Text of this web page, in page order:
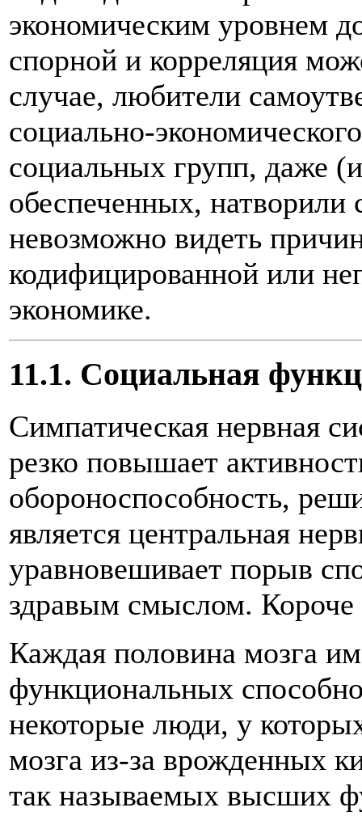
экономическим уровнем
спорной и корреляция
случае, любители
социально-
социальных групп, даже
обеспеченных, натворили
невозможно видеть
кодифицированной или
экономике.
11.1. Социальная
Симпатическая нервная
резко повышает
обороноспособность,
является центральная
уравновешивает порыв
здравым смыслом.
Каждая половина мозга
функциональных
некоторые люди, у
мозга из-за врожденных
так называемых высших